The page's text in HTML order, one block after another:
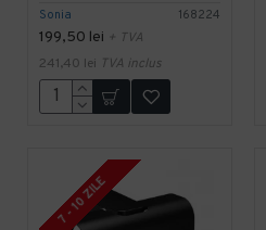
Sonia 168224
199,50 lei + TVA
241,40 lei TVA inclus
7 - 10 ZILE